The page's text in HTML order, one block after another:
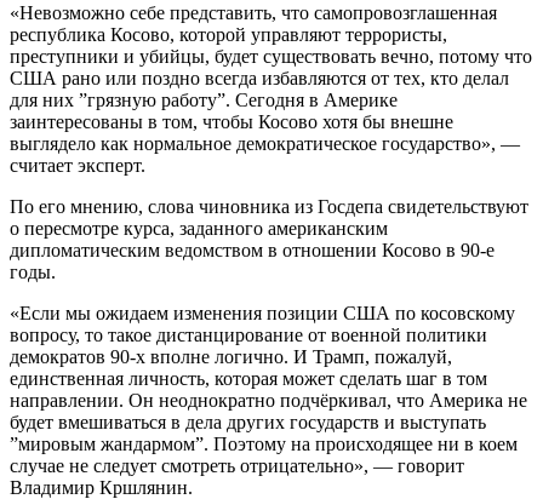
«Невозможно себе представить, что самопровозглашенная
республика Косово, которой управляют террористы,
преступники и убийцы, будет существовать вечно, потому что
США рано или поздно всегда избавляются от тех, кто делал
для них ”грязную работу”. Сегодня в Америке
заинтересованы в том, чтобы Косово хотя бы внешне
выглядело как нормальное демократическое государство», —
считает эксперт.
По его мнению, слова чиновника из Госдепа свидетельствуют
о пересмотре курса, заданного американским
дипломатическим ведомством в отношении Косово в 90-е
годы.
«Если мы ожидаем изменения позиции США по косовскому
вопросу, то такое дистанцирование от военной политики
демократов 90-х вполне логично. И Трамп, пожалуй,
единственная личность, которая может сделать шаг в том
направлении. Он неоднократно подчёркивал, что Америка не
будет вмешиваться в дела других государств и выступать
”мировым жандармом”. Поэтому на происходящее ни в коем
случае не следует смотреть отрицательно», — говорит
Владимир Кршлянин.